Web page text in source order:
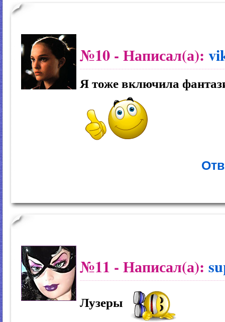
№10 - Написал(а):
Я тоже включила
№11 - Написал(а):
Лузеры